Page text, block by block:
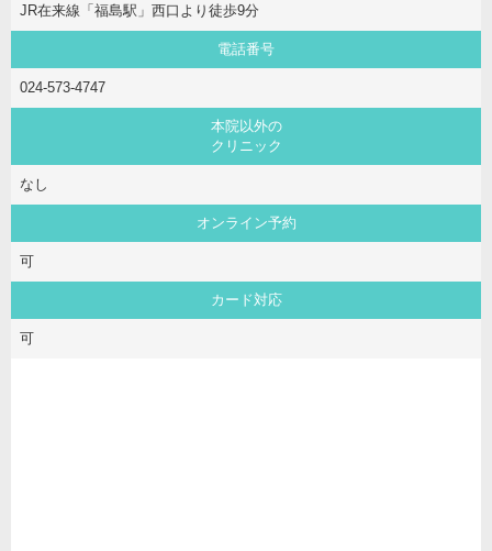
JR在来線「福島駅」西口より徒歩9分
電話番号
024-573-4747
本院以外の
クリニック
なし
オンライン予約
可
カード対応
可